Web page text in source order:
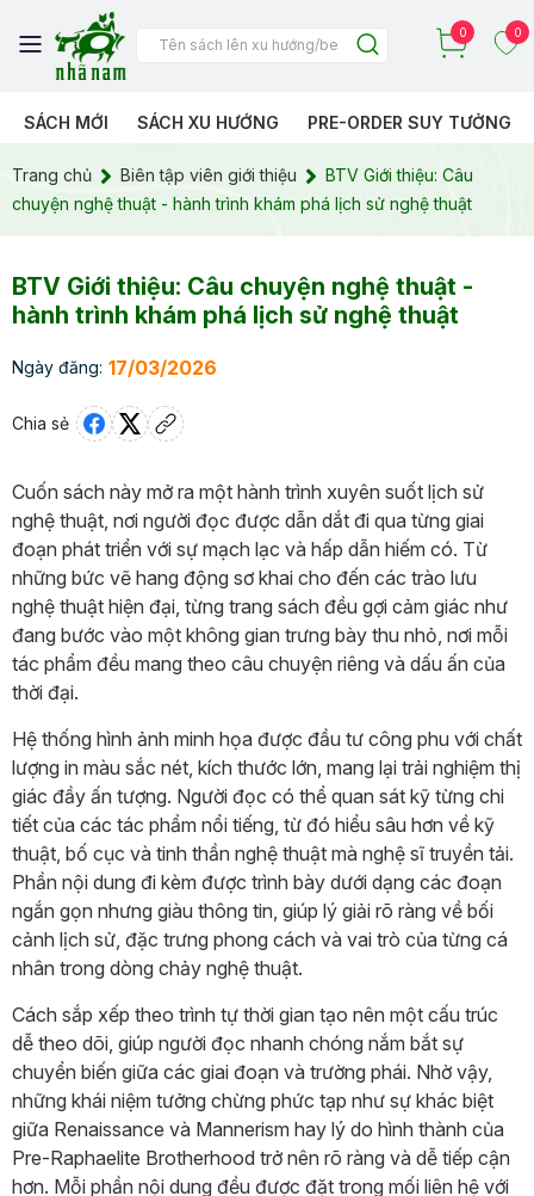
0 0
SÁCH MỚI SÁCH XU HƯỚNG PRE-ORDER SUY TƯỞNG
Trang chủ Biên tập viên giới thiệu
BTV Giới thiệu: Câu
chuyện nghệ thuật - hành trình khám phá lịch sử nghệ thuật
BTV Giới thiệu: Câu chuyện nghệ thuật -
hành trình khám phá lịch sử nghệ thuật
Ngày đăng: 17/03/2026
Chia sẻ
Cuốn sách này mở ra một hành trình xuyên suốt lịch sử
nghệ thuật, nơi người đọc được dẫn dắt đi qua từng giai
đoạn phát triển với sự mạch lạc và hấp dẫn hiếm có. Từ
những bức vẽ hang động sơ khai cho đến các trào lưu
nghệ thuật hiện đại, từng trang sách đều gợi cảm giác như
đang bước vào một không gian trưng bày thu nhỏ, nơi mỗi
tác phẩm đều mang theo câu chuyện riêng và dấu ấn của
thời đại.
Hệ thống hình ảnh minh họa được đầu tư công phu với chất
lượng in màu sắc nét, kích thước lớn, mang lại trải nghiệm thị
giác đầy ấn tượng. Người đọc có thể quan sát kỹ từng chi
tiết của các tác phẩm nổi tiếng, từ đó hiểu sâu hơn về kỹ
thuật, bố cục và tinh thần nghệ thuật mà nghệ sĩ truyền tải.
Phần nội dung đi kèm được trình bày dưới dạng các đoạn
ngắn gọn nhưng giàu thông tin, giúp lý giải rõ ràng về bối
cảnh lịch sử, đặc trưng phong cách và vai trò của từng cá
nhân trong dòng chảy nghệ thuật.
Cách sắp xếp theo trình tự thời gian tạo nên một cấu trúc
dễ theo dõi, giúp người đọc nhanh chóng nắm bắt sự
chuyển biến giữa các giai đoạn và trường phái. Nhờ vậy,
những khái niệm tưởng chừng phức tạp như sự khác biệt
giữa Renaissance và Mannerism hay lý do hình thành của
Pre-Raphaelite Brotherhood trở nên rõ ràng và dễ tiếp cận
hơn. Mỗi phần nội dung đều được đặt trong mối liên hệ với